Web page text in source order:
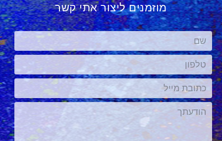
מוזמנים ליצור אתי קשר